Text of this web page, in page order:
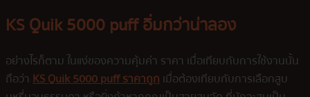
KS Quik 5000 puff อิ่มกว่าน่าลอง
อย่างไรก็ตาม ในแง่ของความคุ้มค่า ราคา เมื่อเทียบกับการใช้งานนั้น
ถือว่า KS Quik 5000 puff ราคาถูกเมื่อต้องเทียบกับการเลือกสูบ